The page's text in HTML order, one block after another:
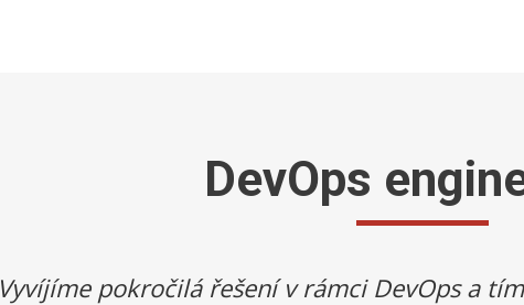
DevOps
Vyvíjíme pokročilá řešení v rámci DevOps a